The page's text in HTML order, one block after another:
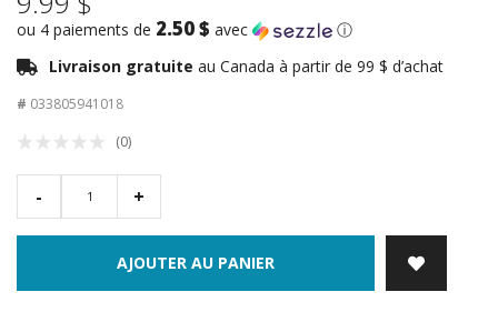
ou 4 paiements de 2.50 $ avec
ⓘ
Livraison gratuite au Canada à partir de 99 $ d’achat
# 033805941018
(0)
- +
AJOUTER AU PANIER